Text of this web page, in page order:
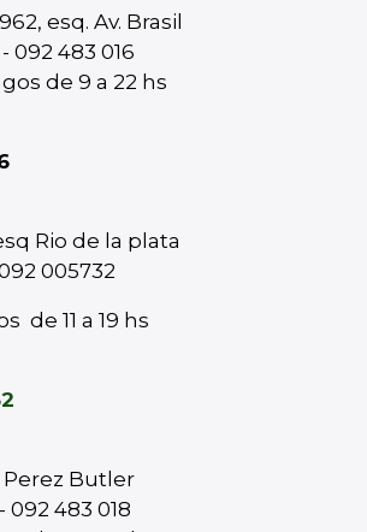
esq. Av. Brasil
092 483 016
de 9 a 22 hs
Rio de la plata
005732
de 11 a 19 hs
Perez Butler
092 483 018